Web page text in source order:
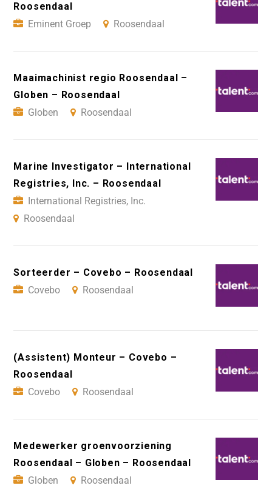
Roosendaal
Eminent Groep
Roosendaal
Maaimachinist regio Roosendaal –
Globen – Roosendaal
Globen
Roosendaal
Marine Investigator – International
Registries, Inc. – Roosendaal
International Registries, Inc.
Roosendaal
Sorteerder – Covebo – Roosendaal
Covebo
Roosendaal
(Assistent) Monteur – Covebo –
Roosendaal
Covebo
Roosendaal
Medewerker groenvoorziening
Roosendaal – Globen – Roosendaal
Globen
Roosendaal